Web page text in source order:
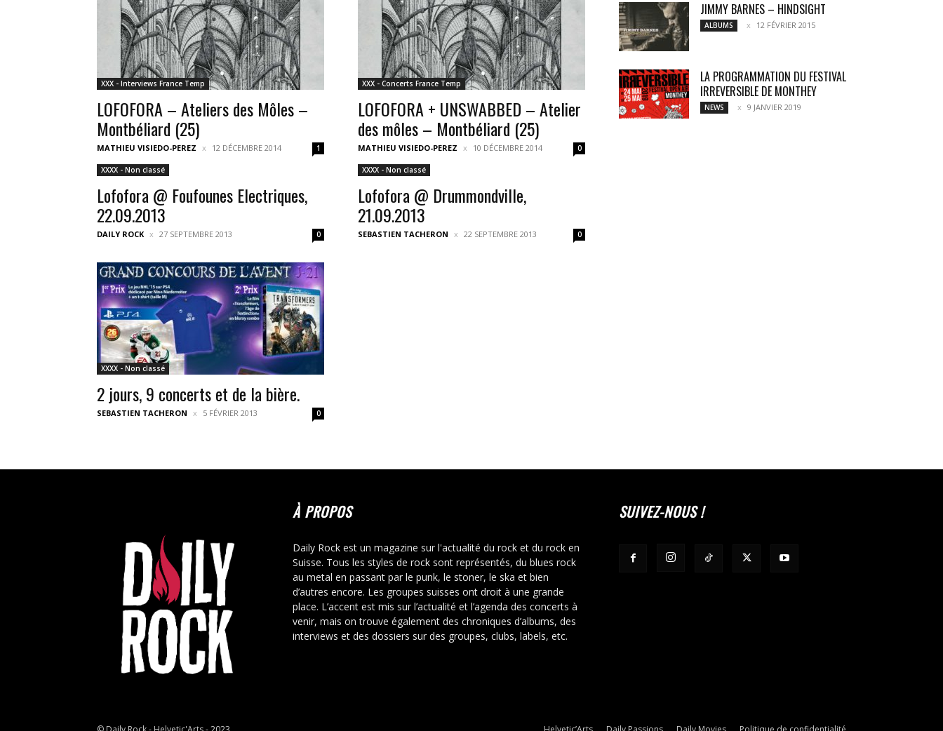
XXX - Interviews France Temp
LOFOFORA – Ateliers des Môles –
Montbéliard (25)
MATHIEU VISIEDO-PEREZ 12 DÉCEMBRE 2014 1
XXX - Concerts France Temp
LOFOFORA + UNSWABBED – Atelier
des môles – Montbéliard (25)
MATHIEU VISIEDO-PEREZ 10 DÉCEMBRE 2014 0
XXXX - Non classé
Lofofora @ Foufounes Electriques,
22.09.2013
DAILY ROCK 27 SEPTEMBRE 2013 0
XXXX - Non classé
Lofofora @ Drummondville,
21.09.2013
SEBASTIEN TACHERON 22 SEPTEMBRE 2013 0
XXXX - Non classé
2 jours, 9 concerts et de la bière.
SEBASTIEN TACHERON 5 FÉVRIER 2013 0
JIMMY BARNES – HINDSIGHT
ALBUMS 12 FÉVRIER 2015
LA PROGRAMMATION DU FESTIVAL
IRREVERSIBLE DE MONTHEY
NEWS 9 JANVIER 2019
À PROPOS
Daily Rock est un magazine sur l'actualité du rock et du rock en
Suisse. Tous les styles de rock sont représentés, du blues rock
au metal en passant par le punk, le stoner, le ska et bien
d’autres encore. Les groupes suisses ont droit à une grande
place. L’accent est mis sur l’actualité et l’agenda des concerts à
venir, mais on trouve également des chroniques d’albums, des
interviews et des dossiers sur des groupes, clubs, labels, etc.
SUIVEZ-NOUS !